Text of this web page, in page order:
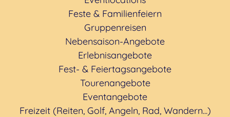
Feste & Familienfeiern
Gruppenreisen
Nebensaison-Angebote
Erlebnisangebote
Fest- & Feiertagsangebote
Tourenangebote
Eventangebote
Freizeit (Reiten, Golf, Angeln, Rad, Wandern...)